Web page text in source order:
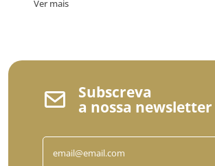
Ver mais
Subscreva
a nossa newsletter